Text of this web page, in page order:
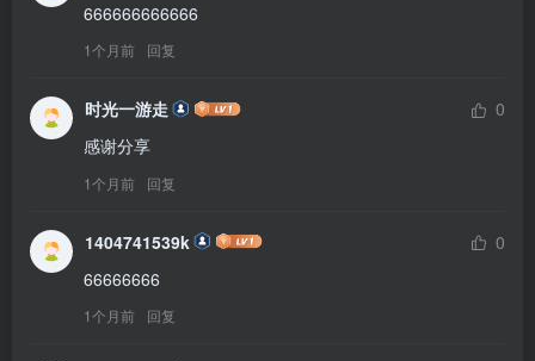
666666666666
1个月前 回复
时光一游走
0
感谢分享
1个月前 回复
1404741539k
0
66666666
1个月前 回复